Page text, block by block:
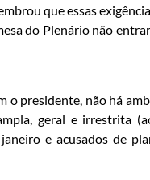
que essas
do Plenário não
o presidente, não há
geral e irrestrita
e acusados de